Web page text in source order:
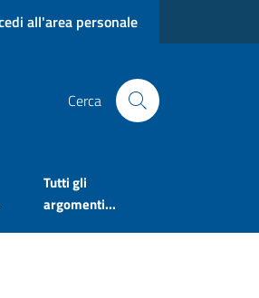
all'area personale
Cerca
Tutti gli
argomenti...